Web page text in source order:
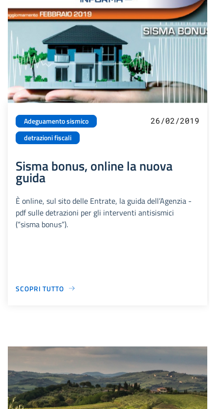
Adeguamento sismico
detrazioni fiscali
26/02/2019
Sisma bonus, online la nuova
guida
È online, sul sito delle Entrate, la guida dell’Agenzia -
pdf sulle detrazioni per gli interventi antisismici
(“sisma bonus”).
SCOPRI TUTTO